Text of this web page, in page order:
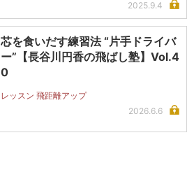
2025.9.4
芯を食いだす練習法 “片手ドライバ
ー”【長谷川円香の飛ばし塾】Vol.4
0
レッスン 飛距離アップ
2026.6.6